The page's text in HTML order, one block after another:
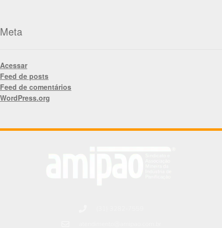
Meta
Acessar
Feed de posts
Feed de comentários
WordPress.org